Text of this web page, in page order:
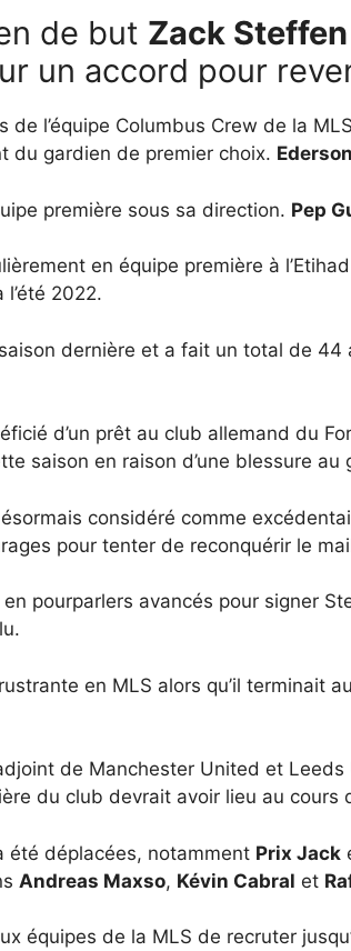
de but Zack Steffen
un accord pour
l’équipe Columbus Crew de la
du gardien de premier choix. Ederson
première sous sa direction. Pep
en équipe première à
l’été 2022.
dernière et a fait un total de
d’un prêt au club allemand du
saison en raison d’une blessure au
considéré comme
pour tenter de reconquérir le
pourparlers avancés pour signer
en MLS alors qu’il terminait
de Manchester United et Leeds
du club devrait avoir lieu au cours
été déplacées, notamment Prix ​​Jack
Andreas Maxso, Kévin Cabral et
équipes de la MLS de recruter